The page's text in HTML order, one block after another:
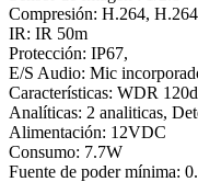
Compresión: H.264,
IR: IR 50m
Protección: IP67,
E/S Audio: Mic
Características: WDR
Analíticas: 2 analiticas,
Alimentación: 12VDC
Consumo: 7.7W
Fuente de poder mínima: